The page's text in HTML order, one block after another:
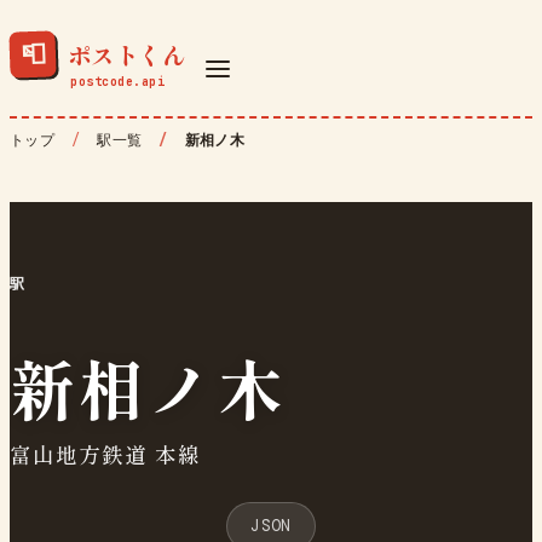
📮 ポストくん
トップ 駅一覧 新相ノ木
駅
新相ノ木
富山地方鉄道 本線
JSON